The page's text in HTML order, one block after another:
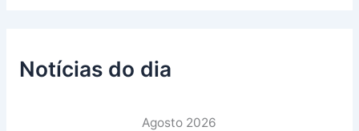
Notícias do dia
Agosto 2026